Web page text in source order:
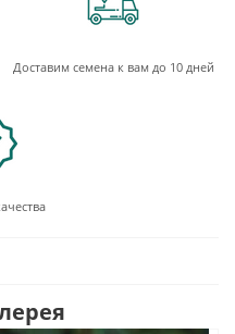
Доставим семена к вам до 10 дней